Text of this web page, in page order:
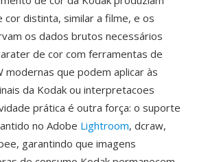
cor distinta, similar a filme, e os
os dados brutos necessários
de cor com ferramentas de
modernas que podem aplicar às
da Kodak ou interpretacoes
prática é outra força: o suporte
no Adobe Lightroom, dcraw,
garantindo que imagens